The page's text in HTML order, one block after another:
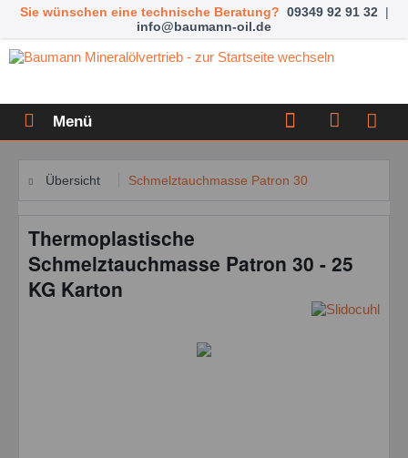
Sie wünschen eine technische Beratung? 09349 92 91 32 |
info@baumann-oil.de
Menü
Übersicht Schmelztauchmasse Patron 30
Thermoplastische
Schmelztauchmasse Patron 30 - 25
KG Karton